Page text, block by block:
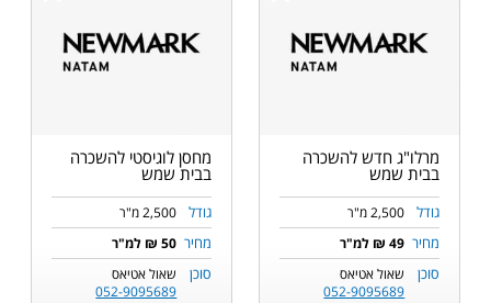
מרלו"ג חדש להשכרה
בבית שמש
גודל 2,500 מ"ר
מחיר 49 ₪ למ"ר
סוכן
שאול אטיאס
052-9095689
מחסן לוגיסטי להשכרה
בבית שמש
גודל 2,500 מ"ר
מחיר 50 ₪ למ"ר
סוכן
שאול אטיאס
052-9095689